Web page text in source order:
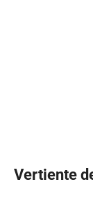
Vertiente